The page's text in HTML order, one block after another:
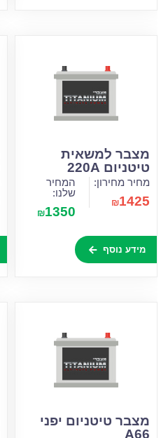
מצבר למשאית
טיטניום 220A
מחיר מחירון:
₪1425
המחיר
שלנו:
₪1350
מידע נוסף
מצבר טיטניום יפני
A66